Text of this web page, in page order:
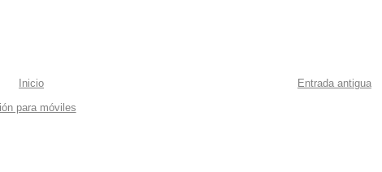
Entrada antigua
Inicio
para móviles